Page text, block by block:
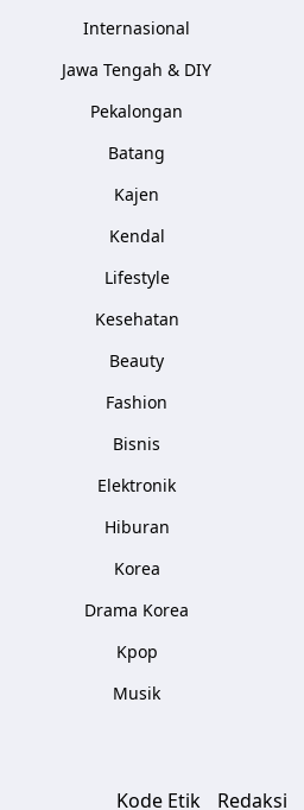
Internasional
Jawa Tengah & DIY
Pekalongan
Batang
Kajen
Kendal
Lifestyle
Kesehatan
Beauty
Fashion
Bisnis
Elektronik
Hiburan
Korea
Drama Korea
Kpop
Musik
Kode Etik Redaksi